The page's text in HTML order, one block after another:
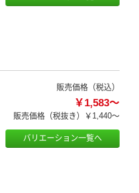
販売価格（税込）
￥1,583～
販売価格（税抜き） ￥1,440～
バリエーション一覧へ